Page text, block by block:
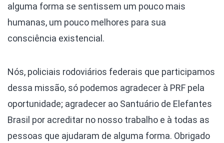
alguma forma se sentissem um pouco mais
humanas, um pouco melhores para sua
consciência existencial.
Nós, policiais rodoviários federais que participamos
dessa missão, só podemos agradecer à PRF pela
oportunidade; agradecer ao Santuário de Elefantes
Brasil por acreditar no nosso trabalho e à todas as
pessoas que ajudaram de alguma forma. Obrigado